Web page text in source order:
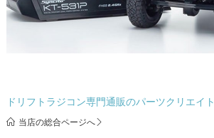
ドリフトラジコン専門通販のパーツクリエイト
当店の総合ページへ